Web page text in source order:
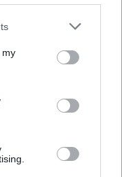
my
da
di
salvato solo
accusato di
resta delle
morta,
canti d’amore
Praticò anche